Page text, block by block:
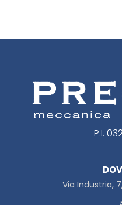
P.I.
Via Industria,